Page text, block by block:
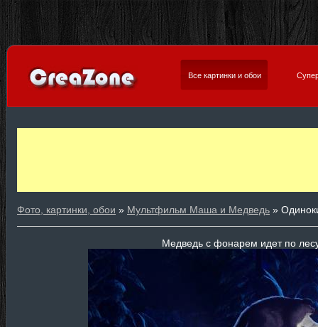
Все картинки и обои
Фото, картинки, обои » Мультфильм Маша и Медведь »
Медведь с фонарем идет по